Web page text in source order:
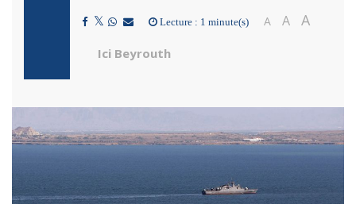
Lecture : 1 minute(s) A A A
Ici Beyrouth